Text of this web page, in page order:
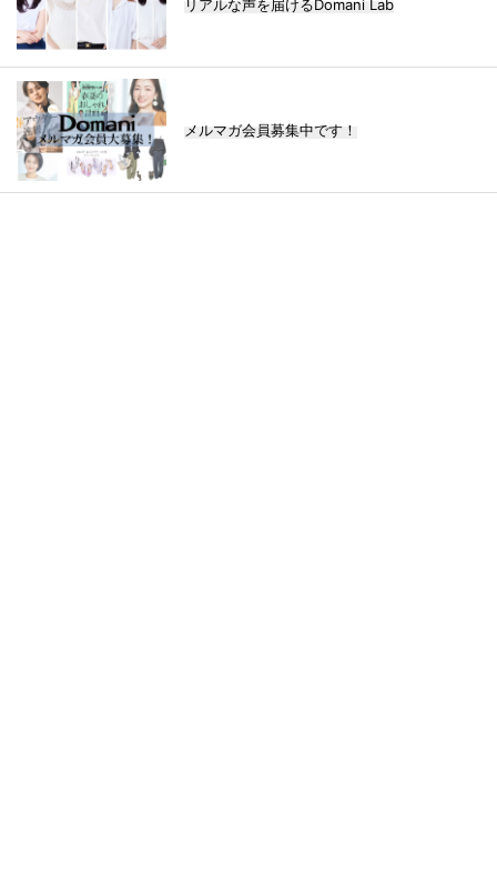
リアルな声を届けるDomani Lab
メルマガ会員募集中です！